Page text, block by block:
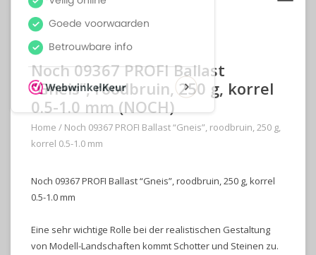
Noch 09367 PROFI Ballast
“Gneis”, roodbruin, 250 g, korrel
0.5-1.0 mm (NOCH)
Home / Noch 09367 PROFI Ballast “Gneis”, roodbruin, 250 g,
korrel 0.5-1.0 mm
Noch 09367 PROFI Ballast “Gneis”, roodbruin, 250 g, korrel
0.5-1.0 mm
Eine sehr wichtige Rolle bei der realistischen Gestaltung
von Modell-Landschaften kommt Schotter und Steinen zu.